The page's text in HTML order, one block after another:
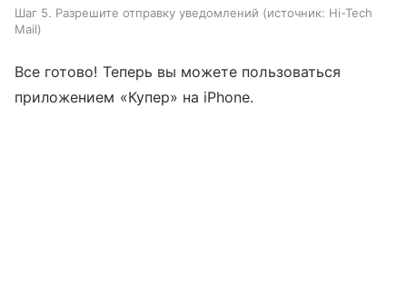
Шаг 5. Разрешите отправку уведомлений источник: Hi-Tech
Mail
Все готово! Теперь вы можете пользоваться
приложением «Купер» на iPhone.